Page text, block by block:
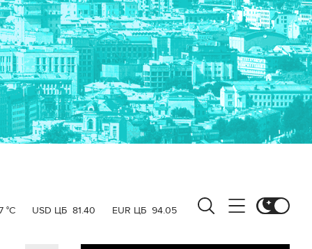
°C USD ЦБ 81.40 EUR ЦБ 94.05